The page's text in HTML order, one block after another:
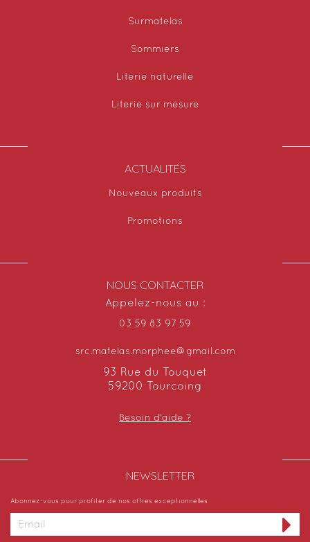
Surmatelas
Sommiers
Literie naturelle
Literie sur mesure
ACTUALITÉS
Nouveaux produits
Promotions
NOUS CONTACTER
Appelez-nous au :
03 59 83 97 59
src.matelas.morphee@gmail.com
93 Rue du Touquet
59200 Tourcoing
Besoin d'aide ?
NEWSLETTER​
Abonnez-vous pour profiter de nos offres exceptionnelles